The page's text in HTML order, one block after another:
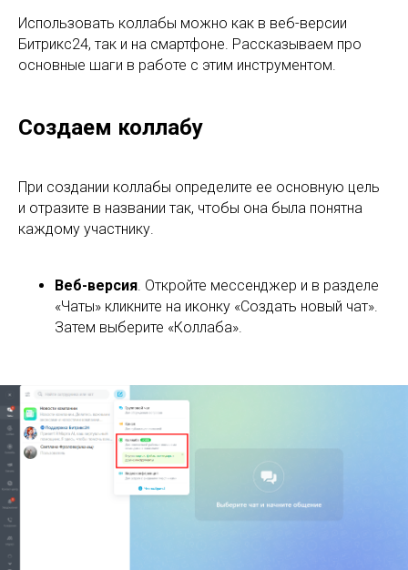
Использовать коллабы можно как в веб-версии
Битрикс24, так и на смартфоне. Рассказываем про
основные шаги в работе с этим инструментом.
Создаем коллабу
При создании коллабы определите ее основную цель
и отразите в названии так, чтобы она была понятна
каждому участнику.
Веб-версия . Откройте мессенджер и в разделе
«Чаты» кликните на иконку «Создать новый чат».
Затем выберите «Коллаба».